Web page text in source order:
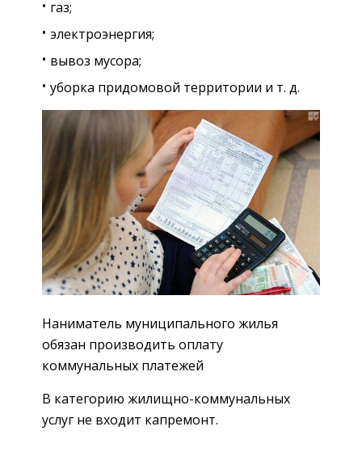
газ;
электроэнергия;
вывоз мусора;
уборка придомовой территории и т. д.
Наниматель муниципального жилья
обязан производить оплату
коммунальных платежей
В категорию жилищно-коммунальных
услуг не входит капремонт.